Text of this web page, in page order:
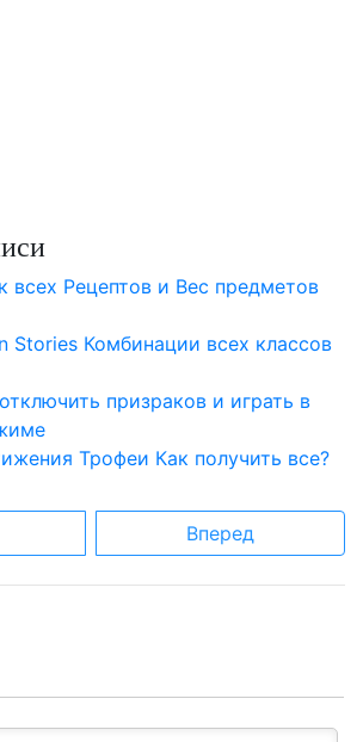
всех Рецептов и Вес предметов
Stories Комбинации всех классов
призраков и играть в
Трофеи Как получить все?
Вперед